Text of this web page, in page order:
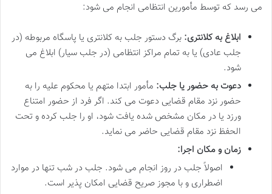
می رسد که توسط مأمورین انتظامی انجام می شود:
ابلاغ به کلانتری: برگ دستور جلب به کلانتری یا پاسگاه مربوطه (در
جلب عادی) یا به تمام مراکز انتظامی (در جلب سیار) ابلاغ می
شود.
دعوت به حضور یا جلب: مأمور ابتدا متهم یا محکوم علیه را به
حضور نزد مقام قضایی دعوت می کند. اگر فرد از حضور امتناع
ورزد یا در مکان مشخص شده یافت شود، او را جلب کرده و تحت
الحفظ نزد مقام قضایی حاضر می نماید.
زمان و مکان اجرا:
اصولاً جلب در روز انجام می شود. جلب در شب تنها در موارد
اضطراری و با مجوز صریح قضایی امکان پذیر است.